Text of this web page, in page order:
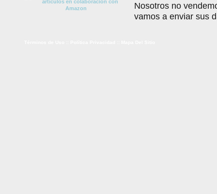
Nosotros no
vamos a enviar sus